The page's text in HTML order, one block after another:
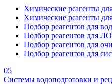
Химические реагенты
Химические реагенты
Подбор реагентов для
Подбор реагентов для
Подбор реагентов для
Подбор реагентов для
05
Системы водоподготовки и